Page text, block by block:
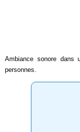
Ambiance sonore dans
personnes.